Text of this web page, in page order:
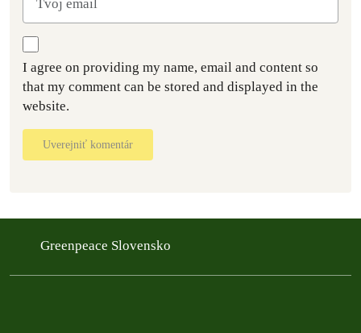
I agree on providing my name, email and content so
that my comment can be stored and displayed in the
website.
Uverejniť komentár
Greenpeace Slovensko